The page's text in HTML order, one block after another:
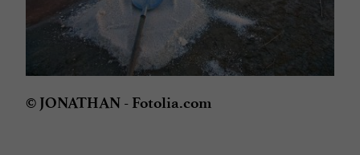
© JONATHAN - Fotolia.com